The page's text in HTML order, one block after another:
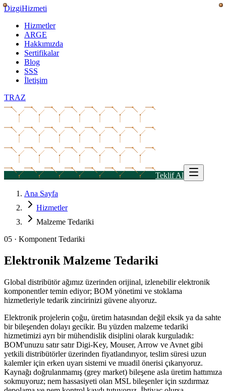
DizgiHizmeti
Hizmetler
ARGE
Hakkımızda
Sertifikalar
Blog
SSS
İletişim
TRAZ
Teklif Al
Ana Sayfa
Hizmetler
Malzeme Tedariki
05 · Komponent Tedariki
Elektronik Malzeme Tedariki
Global distribütör ağımız üzerinden orijinal, izlenebilir elektronik
komponentler temin ediyor; BOM yönetimi ve stoklama
hizmetleriyle tedarik zincirinizi güvene alıyoruz.
Elektronik projelerin çoğu, üretim hatasından değil eksik ya da sahte
bir bileşenden dolayı gecikir. Bu yüzden malzeme tedariki
hizmetimizi ayrı bir mühendislik disiplini olarak kurguladık:
BOM'unuzu satır satır Digi-Key, Mouser, Arrow ve Avnet gibi
yetkili distribütörler üzerinden fiyatlandırıyor, teslim süresi uzun
kalemler için erken uyarı sistemi ve muadil önerisi çıkarıyoruz.
Kaynağı doğrulanmamış (grey market) bileşene asla üretim hattımıza
sokmuyoruz; nem hassasiyeti olan MSL bileşenler için sızdırmaz